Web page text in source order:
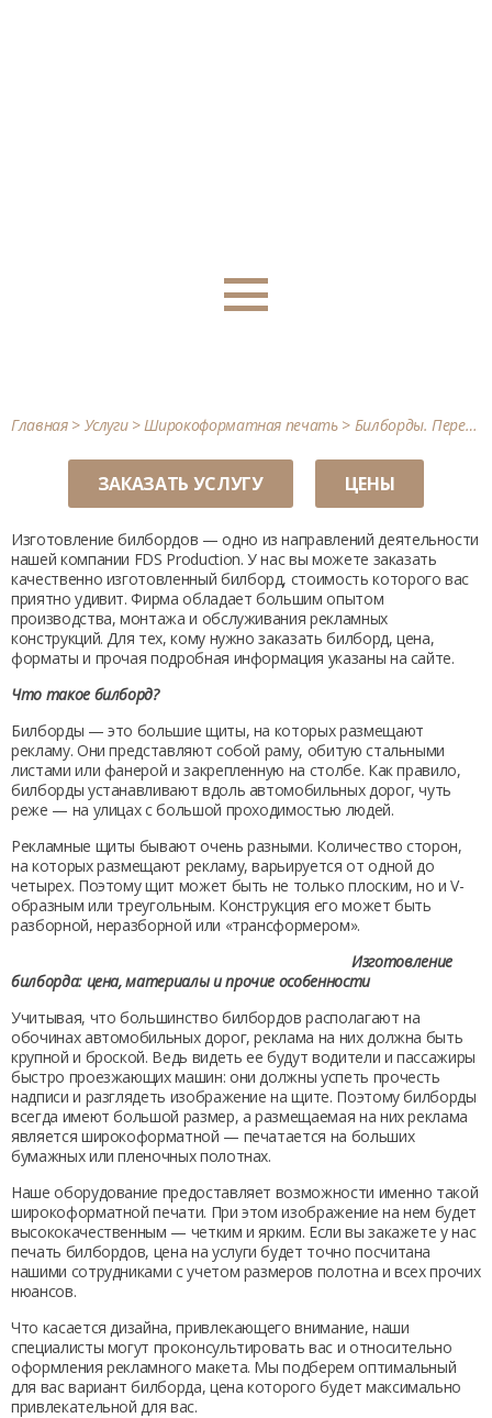
ЗАКАЗАТЬ УСЛУГУ ЦЕНЫ
Изготовление билбордов — одно из направлений деятельности
нашей компании FDS Production. У нас вы можете заказать
качественно изготовленный билборд, стоимость которого вас
приятно удивит. Фирма обладает большим опытом
производства, монтажа и обслуживания рекламных
конструкций. Для тех, кому нужно заказатьбилборд, цена,
форматы и прочая подробная информация указаны на сайте.
Что такое билборд?
Билборды — это большие щиты, на которых размещают
рекламу. Они представляют собой раму, обитую стальными
листами или фанерой и закрепленную на столбе. Как правило,
билборды устанавливают вдоль автомобильных дорог, чуть
реже — на улицах с большой проходимостью людей.
Рекламные щиты бывают очень разными. Количество сторон,
на которых размещают рекламу, варьируется от одной до
четырех. Поэтому щит может быть не только плоским, но и V-
образным или треугольным. Конструкция его может быть
разборной, неразборной или «трансформером».
Изготовление
билборда: цена, материалы и прочие особенности
Учитывая, что большинство билбордов располагают на
обочинах автомобильных дорог, реклама на них должна быть
крупной и броской. Ведь видеть ее будут водители и пассажиры
быстро проезжающих машин: они должны успеть прочесть
надписи и разглядеть изображение на щите. Поэтому билборды
всегда имеют большой размер, а размещаемая на них реклама
является широкоформатной — печатается на больших
бумажных или пленочных полотнах.
Наше оборудование предоставляет возможности именно такой
широкоформатной печати. При этом изображение на нем будет
высококачественным — четким и ярким. Если вы закажете у нас
печать билбордов, цена на услуги будет точно посчитана
нашими сотрудниками с учетом размеров полотна и всех прочих
нюансов.
Что касается дизайна, привлекающего внимание, наши
специалисты могут проконсультировать вас и относительно
оформления рекламного макета. Мы подберем оптимальный
для вас вариантбилборда, цена которого будет максимально
привлекательной для вас.
Главная> Услуги>Широкоформатная печать> Билборды. Перетяжки